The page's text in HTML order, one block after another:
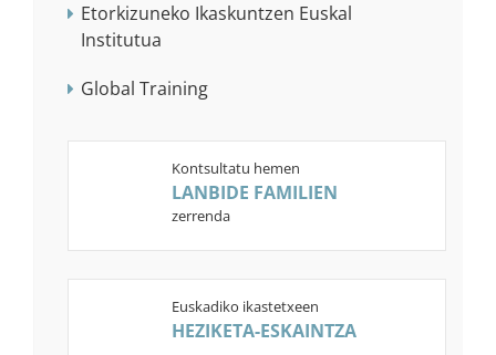
Etorkizuneko Ikaskuntzen Euskal
Institutua
Global Training
Kontsultatu hemen
LANBIDE FAMILIEN
zerrenda
Euskadiko ikastetxeen
HEZIKETA-ESKAINTZA